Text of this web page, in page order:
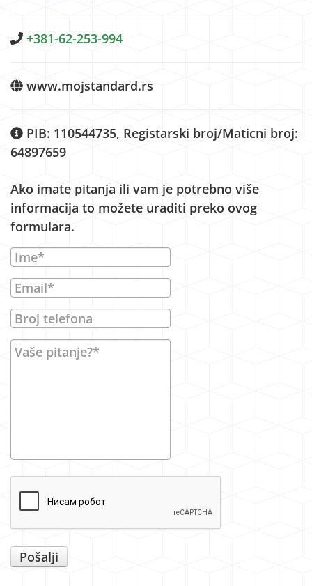
+381-62-253-994
www.mojstandard.rs
PIB: 110544735, Registarski broj/Maticni broj:
64897659
Ako imate pitanja ili vam je potrebno više
informacija to možete uraditi preko ovog
formulara.
Pošalji